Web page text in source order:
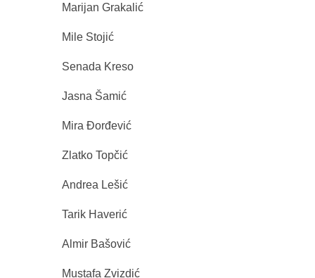
Marijan Grakalić
Mile Stojić
Senada Kreso
Jasna Šamić
Mira Đorđević
Zlatko Topčić
Andrea Lešić
Tarik Haverić
Almir Bašović
Mustafa Zvizdić